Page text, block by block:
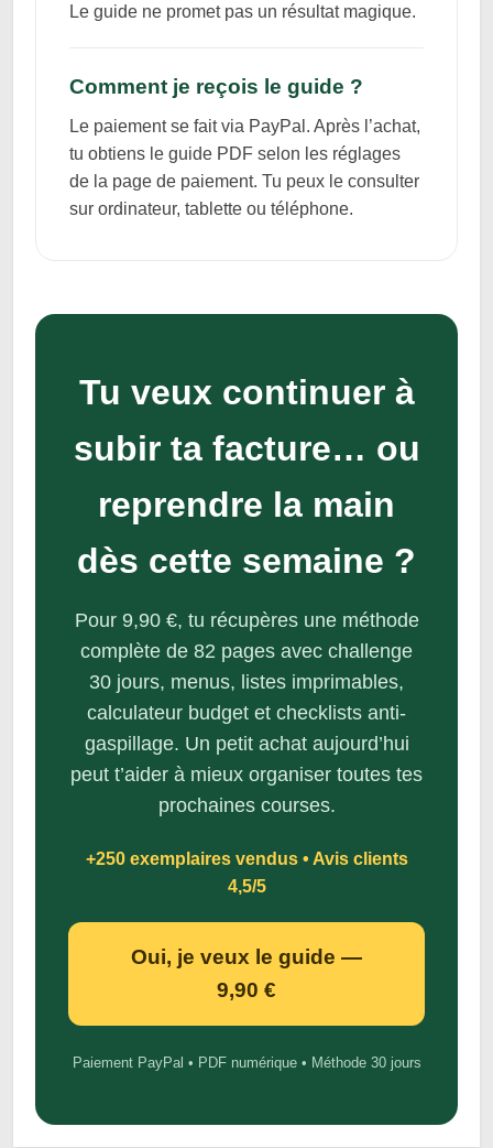
Le guide ne promet pas un résultat magique.
Comment je reçois le guide ?
Le paiement se fait via PayPal. Après l’achat,
tu obtiens le guide PDF selon les réglages
de la page de paiement. Tu peux le consulter
sur ordinateur, tablette ou téléphone.
Tu veux continuer à
subir ta facture… ou
reprendre la main
dès cette semaine ?
Pour 9,90 €, tu récupères une méthode
complète de 82 pages avec challenge
30 jours, menus, listes imprimables,
calculateur budget et checklists anti-
gaspillage. Un petit achat aujourd’hui
peut t’aider à mieux organiser toutes tes
prochaines courses.
+250 exemplaires vendus • Avis clients
4,5/5
Oui, je veux le guide —
9,90 €
Paiement PayPal • PDF numérique • Méthode 30 jours